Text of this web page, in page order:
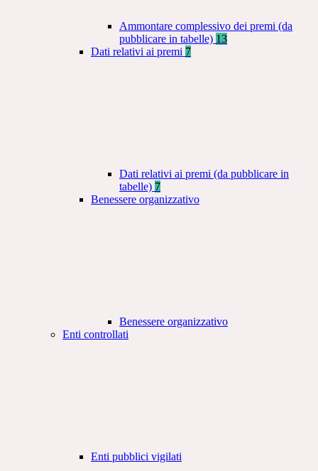
Ammontare complessivo dei premi (da
pubblicare in tabelle) 13
Dati relativi ai premi 7
Dati relativi ai premi (da pubblicare in
tabelle) 7
Benessere organizzativo
Benessere organizzativo
Enti controllati
Enti pubblici vigilati